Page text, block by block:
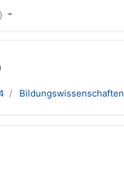
Bildungswissenschaften